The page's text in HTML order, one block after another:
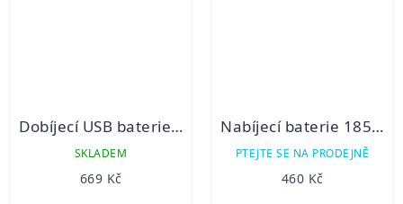
Dobíjecí USB baterie Fenix 18650 4000mAh (Li-ion) USB-C
SKLADEM
669 Kč
Nabíjecí baterie 18500 Panasonic
PTEJTE SE NA PRODEJNĚ
460 Kč